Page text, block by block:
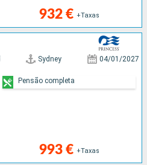
932 € +Taxas
Sydney 04/01/2027
993 € +Taxas
Pensão completa